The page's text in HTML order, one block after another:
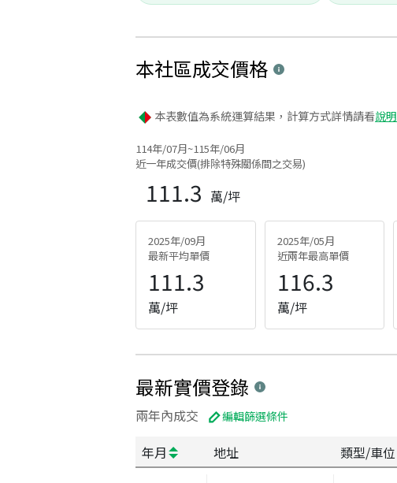
本社區成交價格
本表數值為系統運算結果，計算方式詳情請看說明
114年/07月~115年/06月
近一年成交價(排除特殊關係間之交易)
111.3 萬/坪
2025年/09月
最新平均單價
111.3
萬/坪
2025年/05月
近兩年最高單價
116.3
萬/坪
最新實價登錄
兩年內成交 編輯篩選條件
年月 地址 類型/車位